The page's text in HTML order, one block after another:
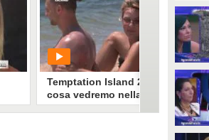
PLAY
19 Mediaset
Temptation Island 2020,
cosa vedremo nella terza
puntata